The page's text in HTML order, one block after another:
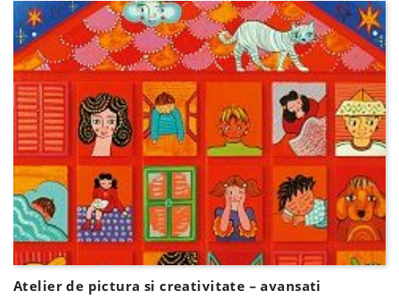
Atelier de pictura si creativitate – avansati